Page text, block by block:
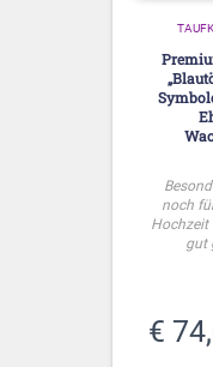
noch
Hochzeit
gut
€